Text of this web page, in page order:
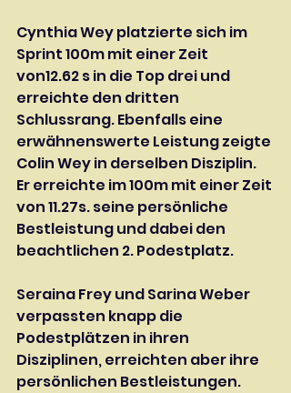
Cynthia Wey platzierte sich im
Sprint 100m mit einer Zeit
von12.62 s in die Top drei und
erreichte den dritten
Schlussrang. Ebenfalls eine
erwähnenswerte Leistung zeigte
Colin Wey in derselben Disziplin.
Er erreichte im 100m mit einer Zeit
von 11.27s. seine persönliche
Bestleistung und dabei den
beachtlichen 2. Podestplatz.
Seraina Frey und Sarina Weber
verpassten knapp die
Podestplätzen in ihren
Disziplinen, erreichten aber ihre
persönlichen Bestleistungen.